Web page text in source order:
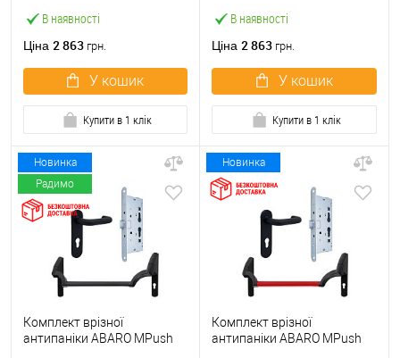
В наявності
чорний із замком та ручкою
Ціна 2 863 грн.
У кошик
Купити в 1 клік
В наявності
червоний із замком та
Ціна 2 863 грн.
У кошик
Купити в 1 клік
Новинка
Радимо
Комплект врізної
антипаніки ABARO МPush
Новинка
Комплект врізної
антипаніки ABARO МPush